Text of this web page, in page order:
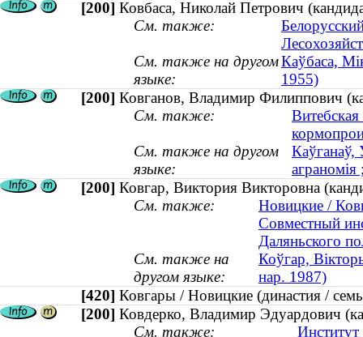
[200] Ковбаса, Николай Петрович
См. также:
См. также на другом
языке:
Каўбаса,
1955)
[200] Ковганов, Владимир Филиппович
См. также:
См. также на другом
языке:
Каўганаў,
[200] Ковгар, Виктория Викторовна
См. также:
Новицкие /
Совместный
Даляньского
См. также на
другом языке:
Коўгар,
нар. 1987)
[420] Ковгары / Новицкие (династия /
[200] Ковдерко, Владимир Эдуардович
См. также: